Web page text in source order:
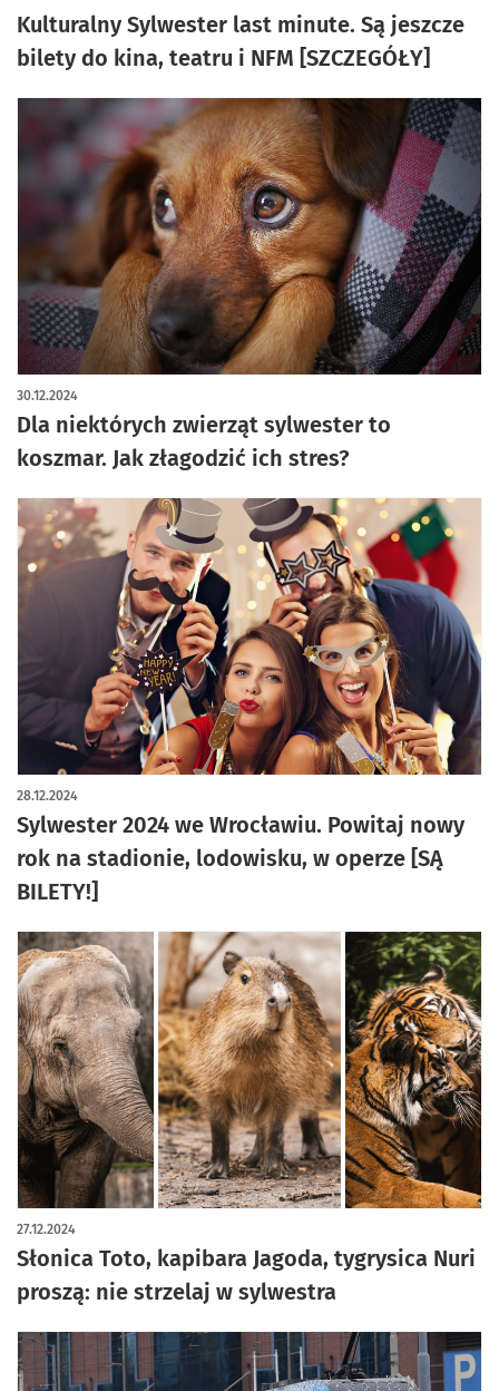
Kulturalny Sylwester last minute. Są jeszcze
bilety do kina, teatru i NFM [SZCZEGÓŁY]
Dla niektórych zwierząt sylwester to
koszmar. Jak złagodzić ich stres?
30.12.2024
Sylwester 2024 we Wrocławiu. Powitaj nowy
rok na stadionie, lodowisku, w operze [SĄ
BILETY!]
28.12.2024
Słonica Toto, kapibara Jagoda, tygrysica Nuri
proszą: nie strzelaj w sylwestra
27.12.2024